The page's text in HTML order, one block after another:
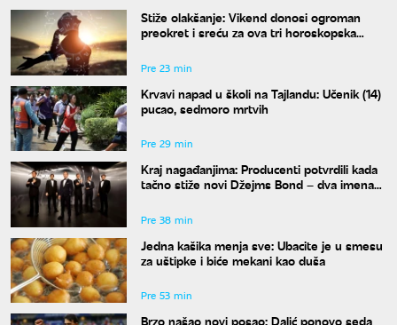
Stiže olakšanje: Vikend donosi ogroman
preokret i sreću za ova tri horoskopska
Pre 23 min
Krvavi napad u školi na Tajlandu: Učenik (14)
pucao, sedmoro mrtvih
Pre 29 min
Kraj nagađanjima: Producenti potvrdili kada
tačno stiže novi Džejms Bond – dva imena
Pre 38 min
Jedna kašika menja sve: Ubacite je u smesu
za uštipke i biće mekani kao duša
Pre 53 min
Brzo našao novi posao: Dalić ponovo seda